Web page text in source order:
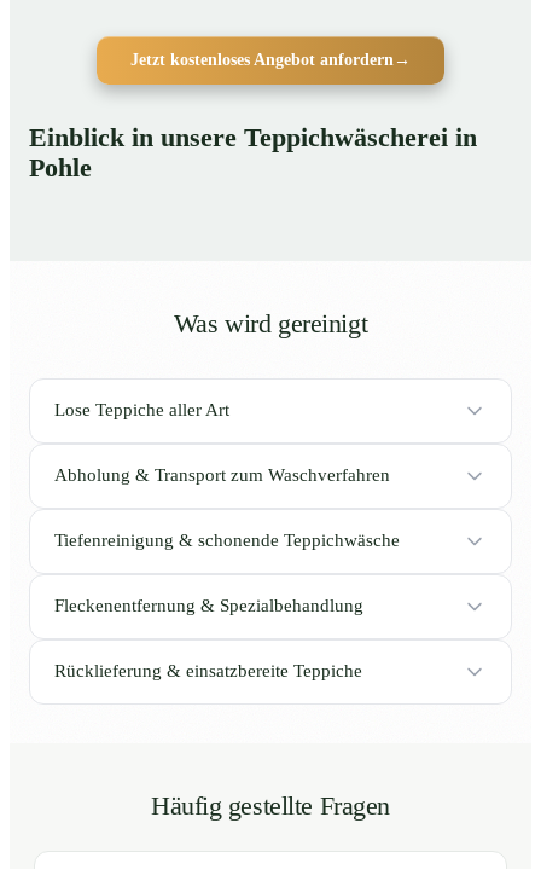
Jetzt kostenloses Angebot anfordern →
Einblick in unsere Teppichwäscherei in
Pohle
Was wird gereinigt
Lose Teppiche aller Art
Abholung & Transport zum Waschverfahren
Tiefenreinigung & schonende Teppichwäsche
Fleckenentfernung & Spezialbehandlung
Rücklieferung & einsatzbereite Teppiche
Häufig gestellte Fragen